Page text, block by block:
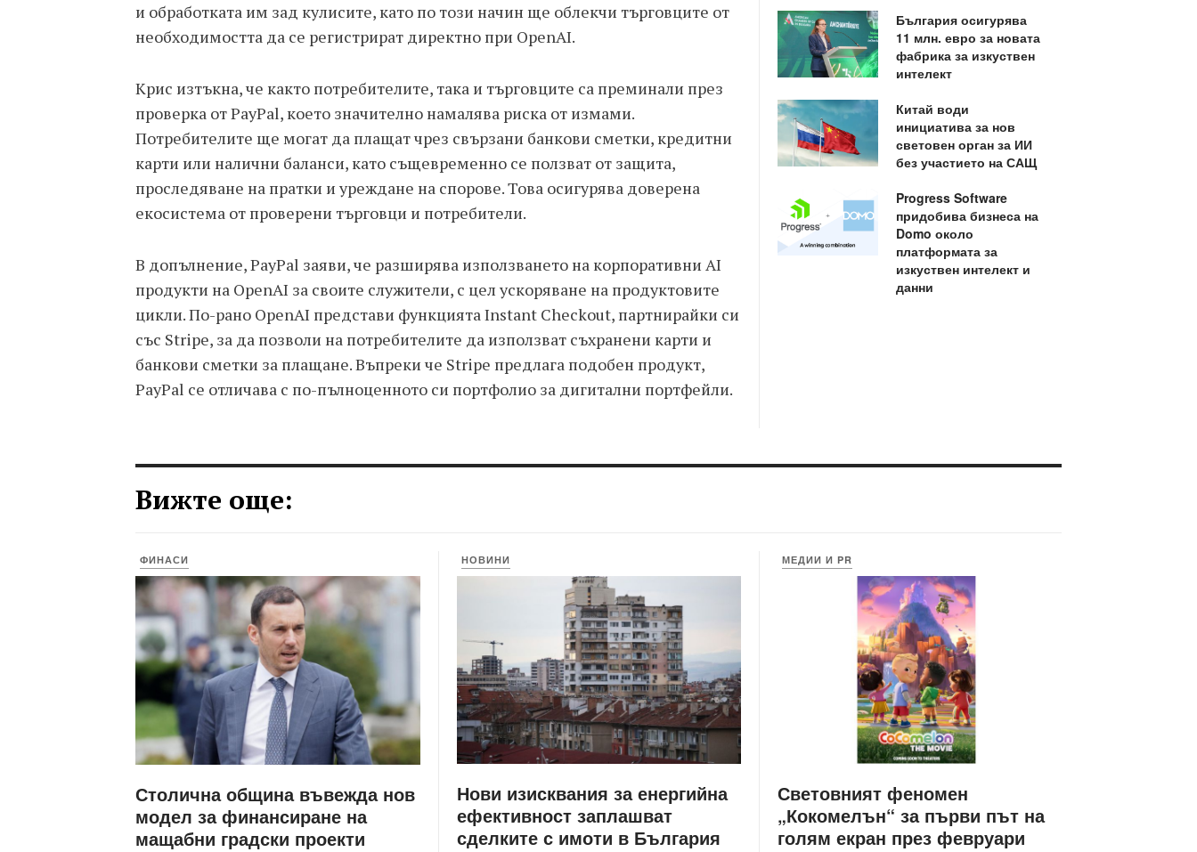
и обработката им зад кулисите, като по този начин ще облекчи търговците от
необходимостта да се регистрират директно при OpenAI.
Крис изтъкна, че както потребителите, така и търговците са преминали през
проверка от PayPal, което значително намалява риска от измами.
Потребителите ще могат да плащат чрез свързани банкови сметки, кредитни
карти или налични баланси, като същевременно се ползват от защита,
проследяване на пратки и уреждане на спорове. Това осигурява доверена
екосистема от проверени търговци и потребители.
В допълнение, PayPal заяви, че разширява използването на корпоративни AI
продукти на OpenAI за своите служители, с цел ускоряване на продуктовите
цикли. По-рано OpenAI представи функцията Instant Checkout, партнирайки си
със Stripe, за да позволи на потребителите да използват съхранени карти и
банкови сметки за плащане. Въпреки че Stripe предлага подобен продукт,
PayPal се отличава с по-пълноценното си портфолио за дигитални портфейли.
България осигурява
11 млн. евро за новата
фабрика за изкуствен
интелект
Китай води
инициатива за нов
световен орган за ИИ
без участието на САЩ
Progress Software
придобива бизнеса на
Domo около
платформата за
изкуствен интелект и
данни
Вижте още:
ФИНАСИ
Столична община въвежда нов
модел за финансиране на
мащабни градски проекти
НОВИНИ
Нови изисквания за енергийна
ефективност заплашват
сделките с имоти в България
МЕДИИ И PR
Световният феномен
„Кокомелън“ за първи път на
голям екран през февруари